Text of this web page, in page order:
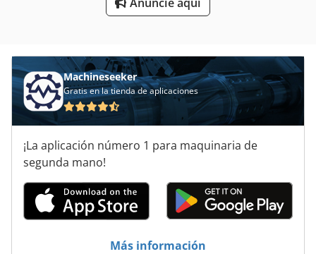
Anuncie aquí
Machineseeker
Gratis en la tienda de aplicaciones
¡La aplicación número 1 para maquinaria de
segunda mano!
Más información